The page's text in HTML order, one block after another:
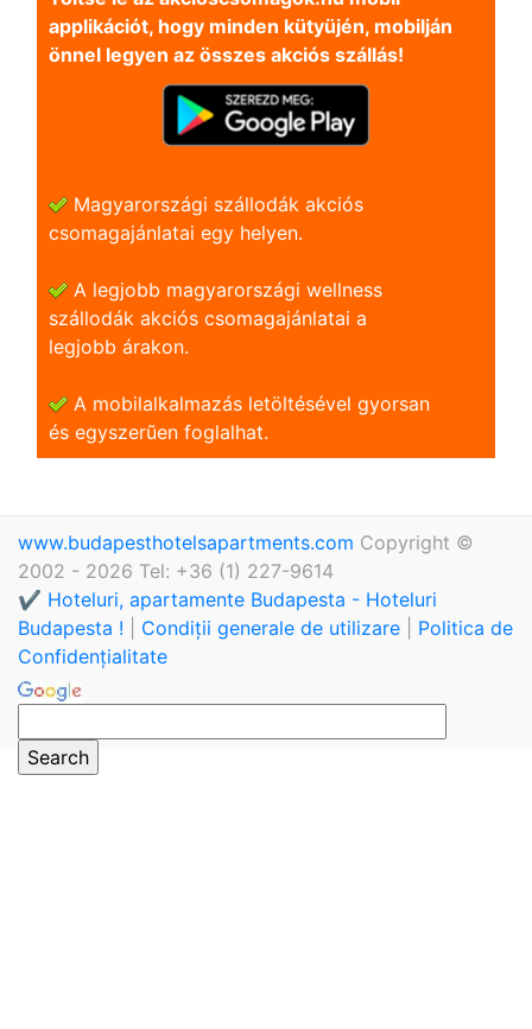
applikációt, hogy minden kütyüjén, mobilján
önnel legyen az összes akciós szállás!
Magyarországi szállodák akciós
csomagajánlatai egy helyen.
A legjobb magyarországi wellness
szállodák akciós csomagajánlatai a
legjobb árakon.
A mobilalkalmazás letöltésével gyorsan
és egyszerũen foglalhat.
www.budapesthotelsapartments.com Copyright ©
2002 - 2026 Tel: +36 (1) 227-9614
✔️ Hoteluri, apartamente Budapesta - Hoteluri
Budapesta !
Condiții generale de utilizare
Politica de
Confidențialitate